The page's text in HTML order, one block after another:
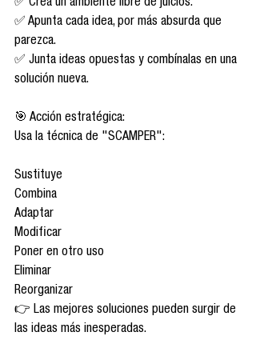
✅ Crea un ambiente libre de juicios.
✅ Apunta cada idea, por más absurda que
parezca.
✅ Junta ideas opuestas y combínalas en una
solución nueva.
🎯 Acción estratégica:
Usa la técnica de "SCAMPER":
Sustituye
Combina
Adaptar
Modificar
Poner en otro uso
Eliminar
Reorganizar
👉 Las mejores soluciones pueden surgir de
las ideas más inesperadas.